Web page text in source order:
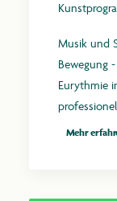
Musik und
Bewegung
Eurythmie
Mehr